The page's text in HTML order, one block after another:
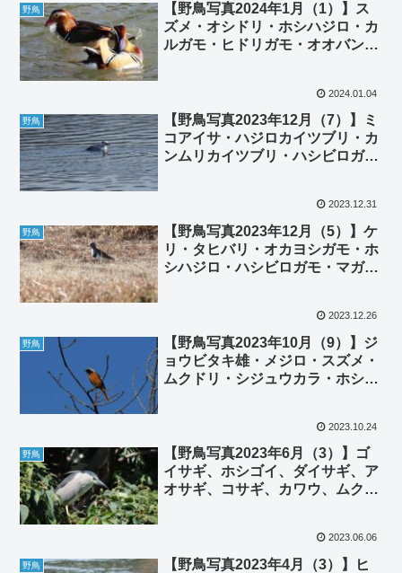
野鳥
【野鳥写真2024年1月（1）】ス
ズメ・オシドリ・ホシハジロ・カ
ルガモ・ヒドリガモ・オオバン・
2024.01.04
野鳥
【野鳥写真2023年12月（7）】ミ
コアイサ・ハジロカイツブリ・カ
ンムリカイツブリ・ハシビロガ
2023.12.31
野鳥
【野鳥写真2023年12月（5）】ケ
リ・タヒバリ・オカヨシガモ・ホ
シハジロ・ハシビロガモ・マガ
2023.12.26
野鳥
【野鳥写真2023年10月（9）】ジ
ョウビタキ雄・メジロ・スズメ・
ムクドリ・シジュウカラ・ホシハ
コサメビタキ・シロハラ・オオル
リ雄若・カワラヒワ
2023.10.24
野鳥
【野鳥写真2023年6月（3）】ゴ
イサギ、ホシゴイ、ダイサギ、ア
オサギ、コサギ、カワウ、ムクド
2023.06.06
野鳥
【野鳥写真2023年4月（3）】ヒ